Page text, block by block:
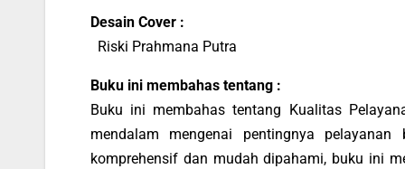
Desain Cover :
Riski Prahmana Putra
Buku ini membahas tentang :
Buku ini membahas tentang Kualitas
mendalam mengenai pentingnya
komprehensif dan mudah dipahami, buku ini